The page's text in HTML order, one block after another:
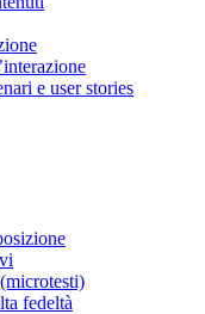
e user stories
fedeltà